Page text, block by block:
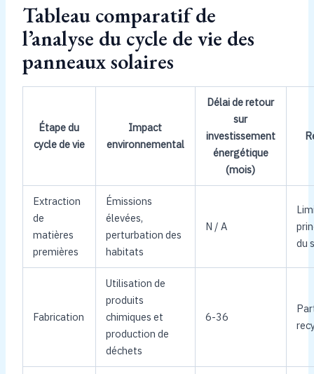
Tableau comparatif de
l’analyse du cycle de vie des
panneaux solaires
Étape du
cycle de vie
Impact
environnemental
Délai de retour
sur
investissement
énergétique
(mois)
Extraction
de
matières
premières
Émissions
élevées,
perturbation des
habitats
N / A
du
Fabrication
Utilisation de
produits
chimiques et
production de
déchets
6-36